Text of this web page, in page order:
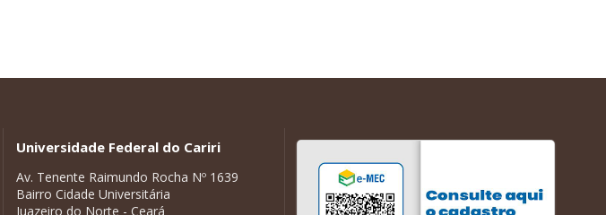
Universidade Federal do Cariri
Av. Tenente Raimundo Rocha Nº 1639
Bairro Cidade Universitária
Juazeiro do Norte - Ceará